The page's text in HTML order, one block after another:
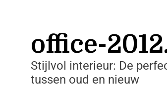
office-
Stijlvol interieur: De
tussen oud en nieuw